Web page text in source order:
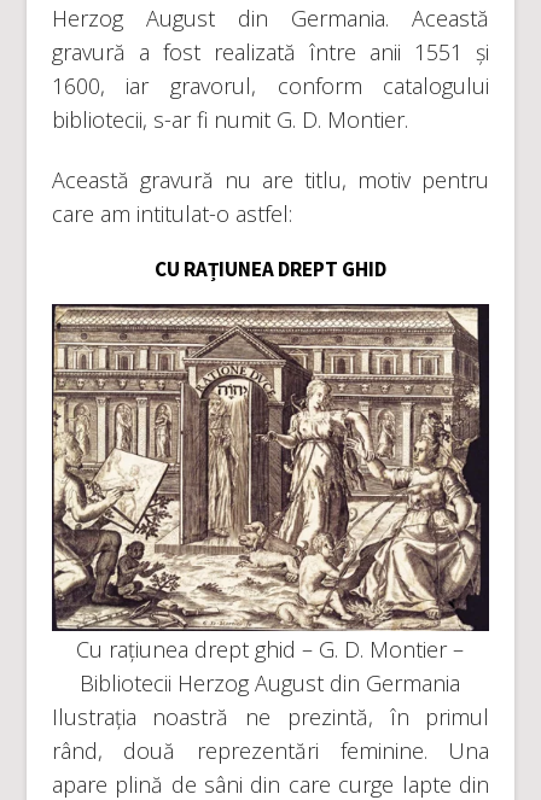
Herzog August din Germania. Această
gravură a fost realizată între anii 1551 și
1600, iar gravorul, conform catalogului
bibliotecii, s-ar fi numit G. D. Montier.
Această gravură nu are titlu, motiv pentru
care am intitulat-o astfel:
CU RAȚIUNEA DREPT GHID
Cu rațiunea drept ghid – G. D. Montier –
Bibliotecii Herzog August din Germania
Ilustrația noastră ne prezintă, în primul
rând, două reprezentări feminine. Una
apare plină de sâni din care curge lapte din